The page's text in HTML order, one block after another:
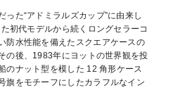
た“アドミラルズカップ”に由来し
初代モデルから続くロングセラーコ
防水性能を備えたスクエアケースの
の後、1983年にヨットの世界観を投
のナット型を模した 12 角形ケース
旗をモチーフにしたカラフルなイン